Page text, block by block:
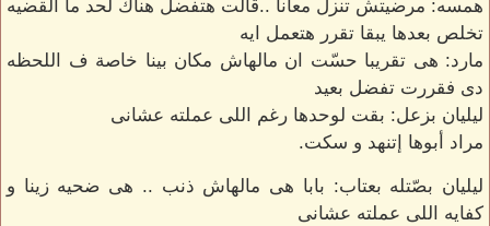
همسه: مرضيتش تنزل معانا ..قالت هتفضل هناك لحد ما القضيه
تخلص بعدها يبقا تقرر هتعمل ايه
مارد: هى تقريبا حسّت ان مالهاش مكان بينا خاصة ف اللحظه
دى فقررت تفضل بعيد
ليليان بزعل: بقت لوحدها رغم اللى عملته عشانى
مراد أبوها إتنهد و سكت.
ليليان بصّتله بعتاب: بابا هى مالهاش ذنب .. هى ضحيه زينا و
كفايه اللى عملته عشانى